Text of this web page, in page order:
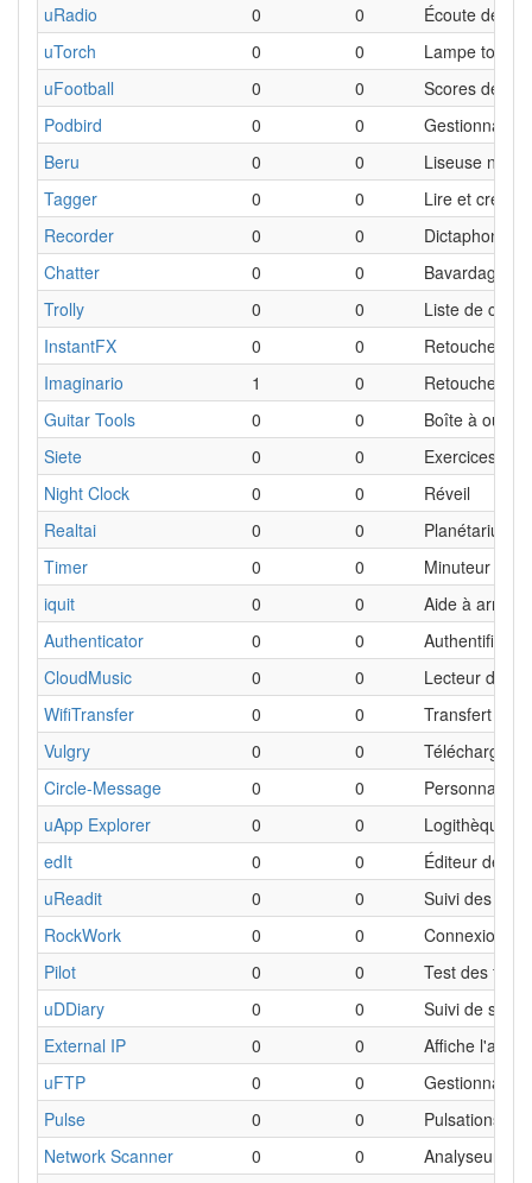
uRadio
0 0
Écoute de
uTorch
0 0
Lampe torche
uFootball
0 0
Scores de
Podbird
0 0
Gestionnaire
Beru
0 0
Liseuse
Tagger
0 0
Lire et créer
Recorder
0 0
Dictaphone
Chatter
0 0
Bavardage
Trolly
0 0
Liste de
InstantFX
0 0
Retouche de
Imaginario
1 0
Retouche de
Guitar Tools
0 0
Boîte à outil
Siete
0 0
Exercices de
Night Clock
0 0
Réveil
Realtai
0 0
Planétarium
Timer
0 0
Minuteur
iquit
0 0
Aide à
Authenticator
0 0
CloudMusic
0 0
Lecteur de
WifiTransfer
0 0
Transfert de
Vulgry
0 0
Téléchargeur
Circle-Message
0 0
uApp Explorer
0 0
Logithèque
edIt
0 0
Éditeur de
uReadit
0 0
Suivi des fils
RockWork
0 0
Connexion à
Pilot
0 0
Test des
uDDiary
0 0
Suivi de sa
External IP
0 0
Affiche
uFTP
0 0
Gestionnaire
Pulse
0 0
Pulsations
Network Scanner
0 0
Analyseur de